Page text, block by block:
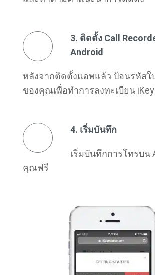
3. ติดตั้ง Call
Android
หลังจากติดตั้งแอพแล้ว ป้อนรหัส
ของคุณเพื่อทำการลงทะเบียน
4. เริ่มบันทึก
เริ่มบันทึกการโทรบน
คุณฟรี